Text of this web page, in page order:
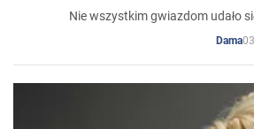
Nie wszystkim gwiazdom udało
Dama